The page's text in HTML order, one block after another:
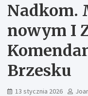
Nadkom.
nowym I
Brzesku
13 stycznia 2026